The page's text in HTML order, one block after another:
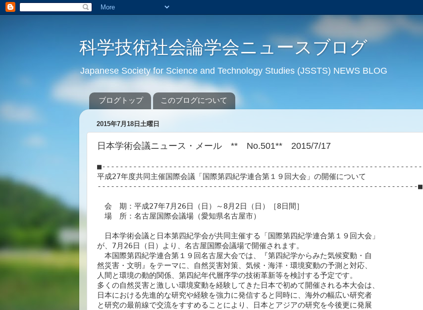
科学技術社会論学会ニュースブログ
Japanese Society for Science and Technology Studies (JSSTS) NEWS BLOG
ブログトップ このブログについて
2015年7月18日土曜日
日本学術会議ニュース・メール ** No.501** 2015/7/17
■------------------------------------------------------------------------
平成27年度共同主催国際会議「国際第四紀学連合第１９回大会」の開催について
------------------------------------------------------------------------■
会　期：平成27年7月26日（日）～8月2日（日）［8日間］
場　所：名古屋国際会議場（愛知県名古屋市）
日本学術会議と日本第四紀学会が共同主催する「国際第四紀学連合第１９回大会」
が、7月26日（日）より、名古屋国際会議場で開催されます。
本国際第四紀学連合第１９回名古屋大会では、『第四紀学からみた気候変動・自
然災害・文明』をテーマに、自然災害対策、気候・海洋・環境変動の予測と対応、
人間と環境の動的関係、第四紀年代層序学の技術革新等を検討する予定です。
多くの自然災害と激しい環境変動を経験してきた日本で初めて開催される本大会は、
日本における先進的な研究や経験を強力に発信すると同時に、海外の幅広い研究者
と研究の最前線で交流をすすめることにより、日本とアジアの研究を今後更に発展